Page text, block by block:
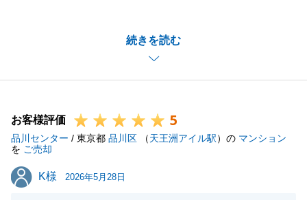
続きを読む
今後とも何かご相談事がございましたらいつでもお気
軽にご連絡いただけますと幸いです。
お客様評価 5
品川センター / 東京都 品川区 （天王洲アイル駅）の マンション
を ご売却
K様
K様 2026年5月28日